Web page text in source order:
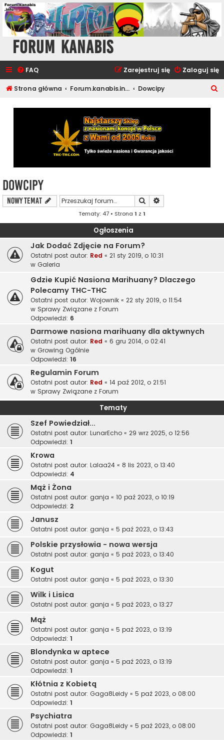
Forum Kanabis
FAQ Zaloguj się
Zarejestruj się
Strona główna Forum.kanabis.info - Muzyka i Rozrywka Dowcipy
Dowcipy
NOWY TEMAT Szukaj
Tematy: 47 • Strona 1 z 1
Ogłoszenia
Jak Dodać Zdjęcie na Forum?
Ostatni post autor: Red « 21 sty 2019, o 10:31
w Galeria
Gdzie Kupić Nasiona Marihuany? Dlaczego
Polecamy THC-THC
Ostatni post autor: Wojownik « 22 sty 2019, o 11:54
w Sprawy Związane z Forum
Odpowiedzi: 6
Darmowe nasiona marihuany dla aktywnych
Ostatni post autor: Red « 6 gru 2014, o 02:41
w Growing Ogólnie
Odpowiedzi: 16
Regulamin Forum
Ostatni post autor: Red « 14 paź 2012, o 21:51
w Sprawy Związane z Forum
Tematy
Szef Powiedział...
Ostatni post autor: LunarEcho « 29 wrz 2025, o 12:56
Odpowiedzi: 1
Krowa
Ostatni post autor: Lalaa24 « 8 lis 2023, o 13:40
Odpowiedzi: 4
Mąż i Żona
Ostatni post autor: ganja « 10 paź 2023, o 10:19
Odpowiedzi: 2
Janusz
Ostatni post autor: ganja « 5 paź 2023, o 13:43
Polskie przysłowia - nowa wersja
Ostatni post autor: ganja « 5 paź 2023, o 13:40
Kogut
Ostatni post autor: ganja « 5 paź 2023, o 13:30
Wilk i Lisica
Ostatni post autor: ganja « 5 paź 2023, o 13:27
Mąż
Ostatni post autor: ganja « 5 paź 2023, o 13:19
Odpowiedzi: 1
Blondynka w aptece
Ostatni post autor: ganja « 5 paź 2023, o 13:19
Odpowiedzi: 1
Kłótnia z Kobietą
Ostatni post autor: Gaga8Leidy « 5 paź 2023, o 08:00
Odpowiedzi: 1
Psychiatra
Ostatni post autor: Gaga8Leidy « 5 paź 2023, o 08:00
Odpowiedzi: 1